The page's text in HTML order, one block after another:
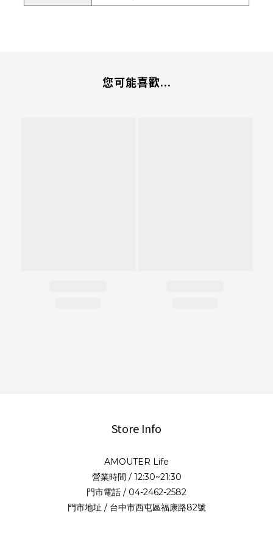
您可能喜歡...
Store Info
AMOUTER Life
營業時間 / 12:30~21:30
門市電話 / 04-2462-2582
門市地址 / 台中市西屯區福康路82號